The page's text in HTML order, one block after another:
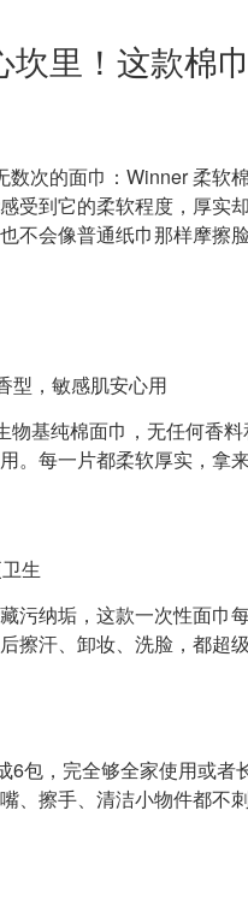
坎里！这款棉
数次的面巾：Winner 柔软
受到它的柔软程度，厚实
不会像普通纸巾那样摩擦
型，敏感肌安心用
物基纯棉面巾，无任何香
。每一片都柔软厚实，拿
生
污纳垢，这款一次性面巾
擦汗、卸妆、洗脸，都超级
6包，完全够全家使用或者
、擦手、清洁小物件都不刺